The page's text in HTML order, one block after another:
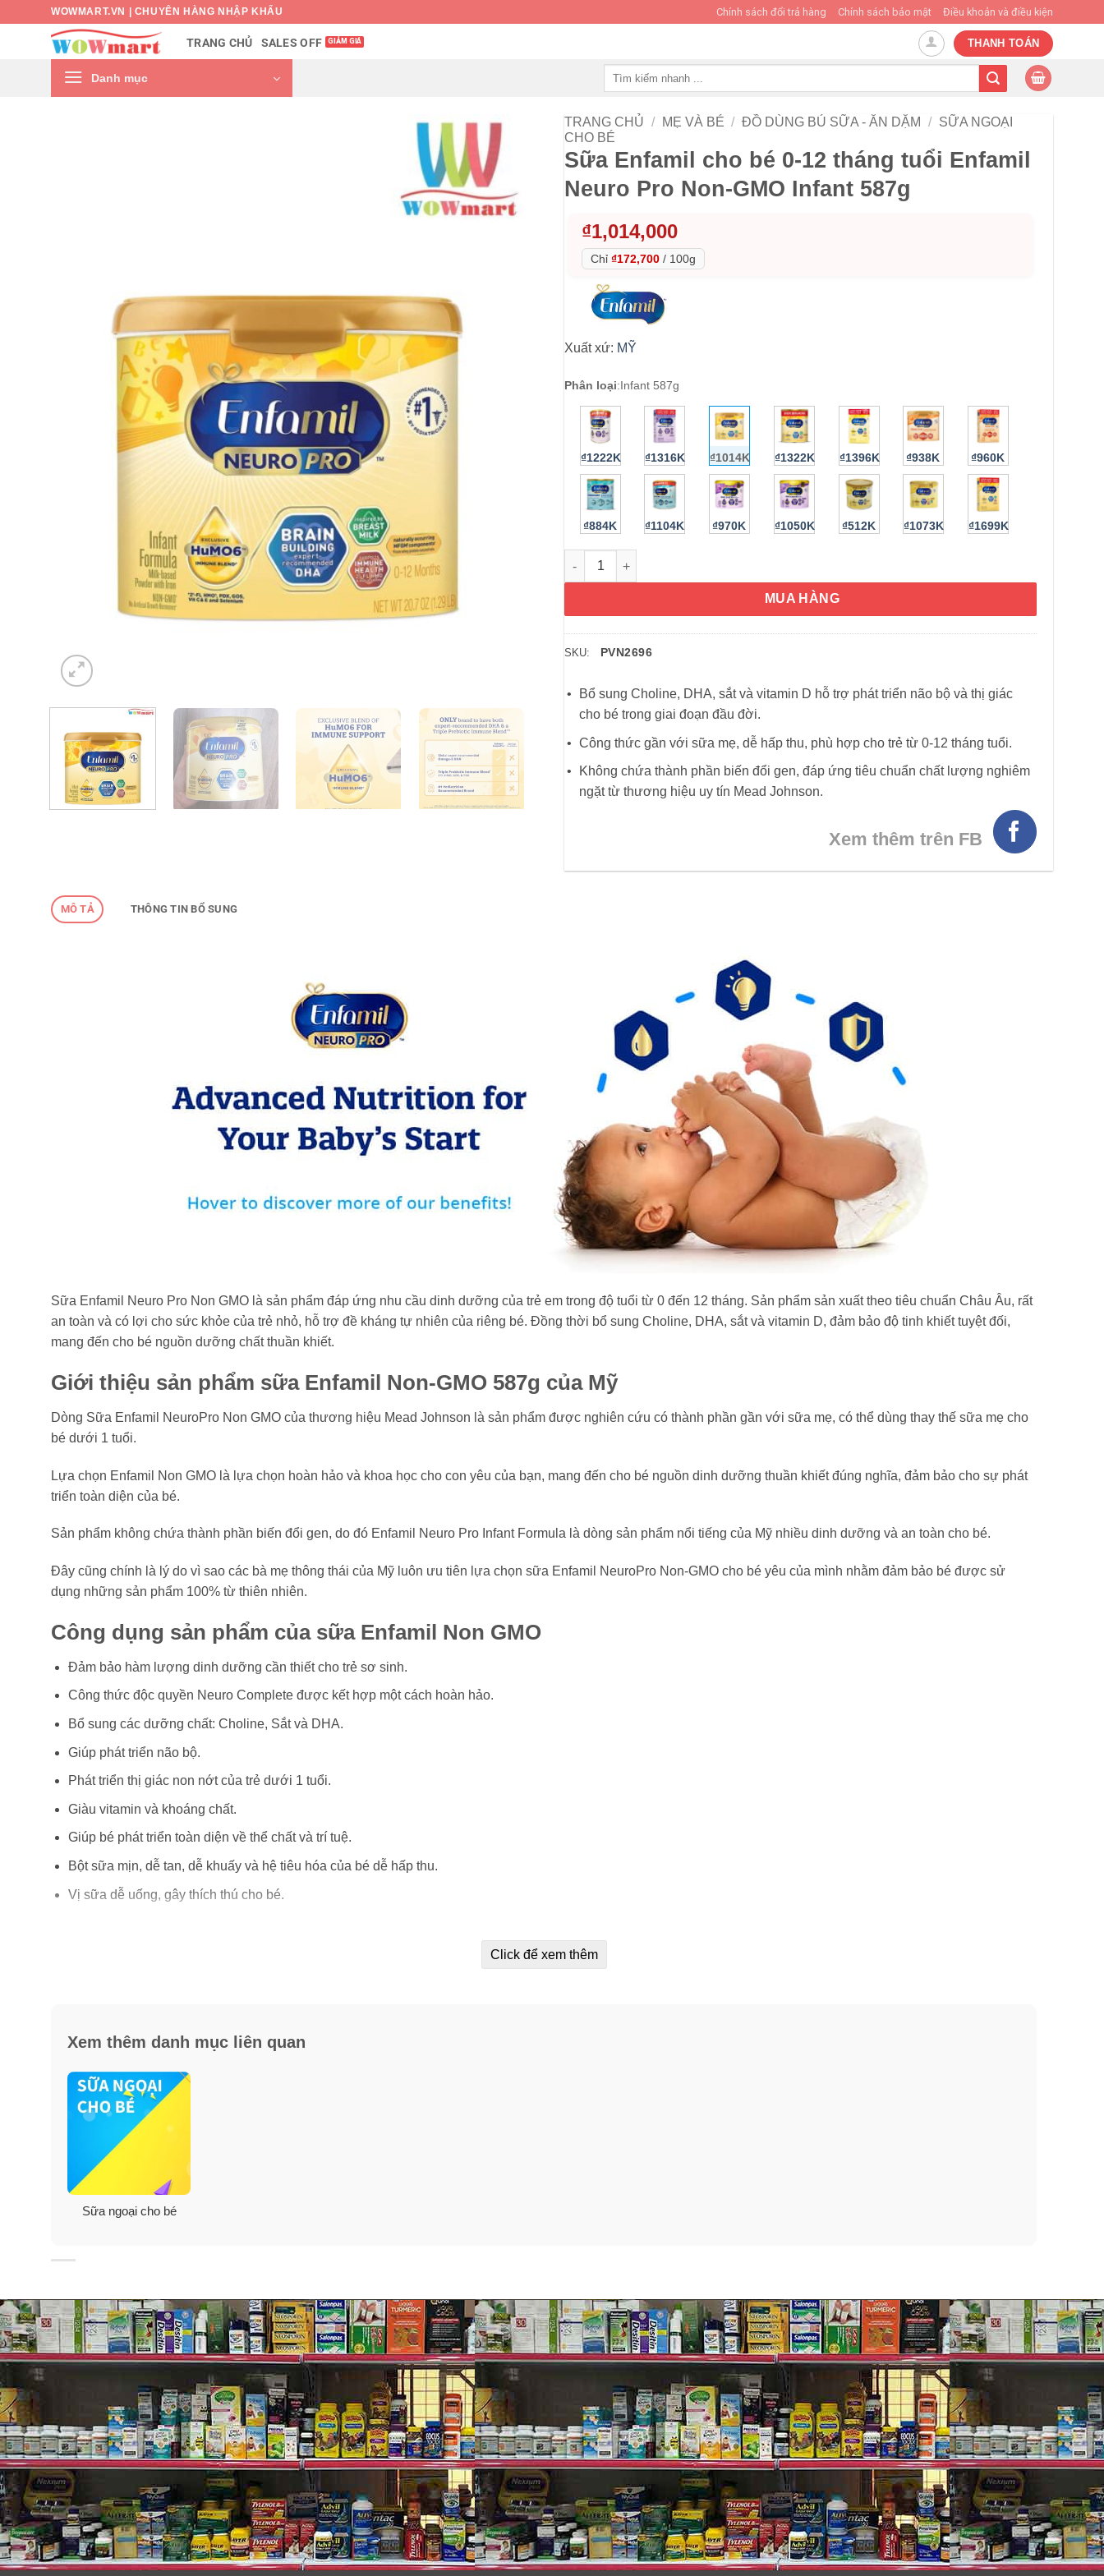
WOWMART.VN | CHUYÊN HÀNG NHẬP KHẨU Chính sách đổi trả hàng Chính sách bảo mật Điều khoản và điều kiện
TRANG CHỦ SALES OFF THANH TOÁN
Danh mục
TRANG CHỦ / MẸ VÀ BÉ / ĐỒ DÙNG BÚ SỮA - ĂN DẶM / SỮA NGOẠI
CHO BÉ
Sữa Enfamil cho bé 0-12 tháng tuổi Enfamil
Neuro Pro Non-GMO Infant 587g
₫1,014,000
Chỉ ₫172,700 / 100g
Xuất xứ: MỸ
Phân loại:Infant 587g
₫1222K ₫1316K ₫1014K ₫1322K ₫1396K ₫938K ₫960K
₫884K ₫1104K ₫970K ₫1050K ₫512K ₫1073K ₫1699K
Sữa Enfamil cho bé 0-12 tháng tuổi Enfamil Neuro Pro Non-GMO Infant 587g số lượng
MUA HÀNG
SKU: PVN2696
Bổ sung Choline, DHA, sắt và vitamin D hỗ trợ phát triển não bộ và thị giác
cho bé trong giai đoạn đầu đời.
Công thức gần với sữa mẹ, dễ hấp thu, phù hợp cho trẻ từ 0-12 tháng tuổi.
Không chứa thành phần biến đổi gen, đáp ứng tiêu chuẩn chất lượng nghiêm
ngặt từ thương hiệu uy tín Mead Johnson.
Xem thêm trên FB
MÔ TẢ THÔNG TIN BỔ SUNG
Sữa Enfamil Neuro Pro Non GMO là sản phẩm đáp ứng nhu cầu dinh dưỡng của trẻ em trong độ tuổi từ 0 đến 12 tháng. Sản phẩm sản xuất theo tiêu chuẩn Châu Âu, rất
an toàn và có lợi cho sức khỏe của trẻ nhỏ, hỗ trợ đề kháng tự nhiên của riêng bé. Đồng thời bổ sung Choline, DHA, sắt và vitamin D, đảm bảo độ tinh khiết tuyệt đối,
mang đến cho bé nguồn dưỡng chất thuần khiết.
Giới thiệu sản phẩm sữa Enfamil Non-GMO 587g của Mỹ
Dòng Sữa Enfamil NeuroPro Non GMO của thương hiệu Mead Johnson là sản phẩm được nghiên cứu có thành phần gần với sữa mẹ, có thể dùng thay thế sữa mẹ cho
bé dưới 1 tuổi.
Lựa chọn Enfamil Non GMO là lựa chọn hoàn hảo và khoa học cho con yêu của bạn, mang đến cho bé nguồn dinh dưỡng thuần khiết đúng nghĩa, đảm bảo cho sự phát
triển toàn diện của bé.
Sản phẩm không chứa thành phần biến đổi gen, do đó Enfamil Neuro Pro Infant Formula là dòng sản phẩm nổi tiếng của Mỹ nhiều dinh dưỡng và an toàn cho bé.
Đây cũng chính là lý do vì sao các bà mẹ thông thái của Mỹ luôn ưu tiên lựa chọn sữa Enfamil NeuroPro Non-GMO cho bé yêu của mình nhằm đảm bảo bé được sử
dụng những sản phẩm 100% từ thiên nhiên.
Công dụng sản phẩm của sữa Enfamil Non GMO
Đảm bảo hàm lượng dinh dưỡng cần thiết cho trẻ sơ sinh.
Công thức độc quyền Neuro Complete được kết hợp một cách hoàn hảo.
Bổ sung các dưỡng chất: Choline, Sắt và DHA.
Giúp phát triển não bộ.
Phát triển thị giác non nớt của trẻ dưới 1 tuổi.
Giàu vitamin và khoáng chất.
Giúp bé phát triển toàn diện về thể chất và trí tuệ.
Bột sữa mịn, dễ tan, dễ khuấy và hệ tiêu hóa của bé dễ hấp thu.
Vị sữa dễ uống, gây thích thú cho bé.
Hướng dẫn pha sữa Enfamil
1 thìa sữa bột (cỡ 8.8g) pha với 2 fl oz (cỡ 59 – 60 ML) nước đun sôi, hơi ấm.
Nước pha sữa nóng ấm cỡ 40 độ C.
Lắc đều cho sữa tan hết.
Kiểm tra lại độ nóng trước khi cho bé uống.
Click để xem thêm
Xem thêm danh mục liên quan
Sữa ngoại cho bé